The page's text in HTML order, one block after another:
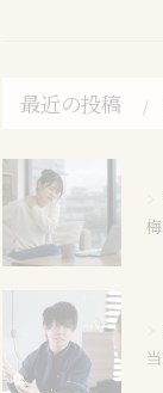
最近の投稿